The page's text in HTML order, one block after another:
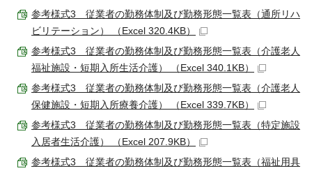
参考様式3 従業者の勤務体制及び勤務形態一覧表（通所リハ
ビリテーション） （Excel 320.4KB）
参考様式3 従業者の勤務体制及び勤務形態一覧表（介護老人
福祉施設・短期入所生活介護） （Excel 340.1KB）
参考様式3 従業者の勤務体制及び勤務形態一覧表（介護老人
保健施設・短期入所療養介護） （Excel 339.7KB）
参考様式3 従業者の勤務体制及び勤務形態一覧表（特定施設
入居者生活介護） （Excel 207.9KB）
参考様式3 従業者の勤務体制及び勤務形態一覧表（福祉用具